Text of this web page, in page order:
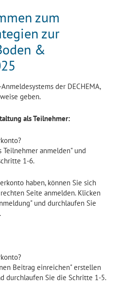
zum
zur
&
der DECHEMA,
geben.
als Teilnehmer:
anmelden" und
1-6.
haben, können Sie sich
Seite anmelden. Klicken
und durchlaufen Sie
Beitrag einreichen" erstellen
durchlaufen Sie die Schritte 1-5.